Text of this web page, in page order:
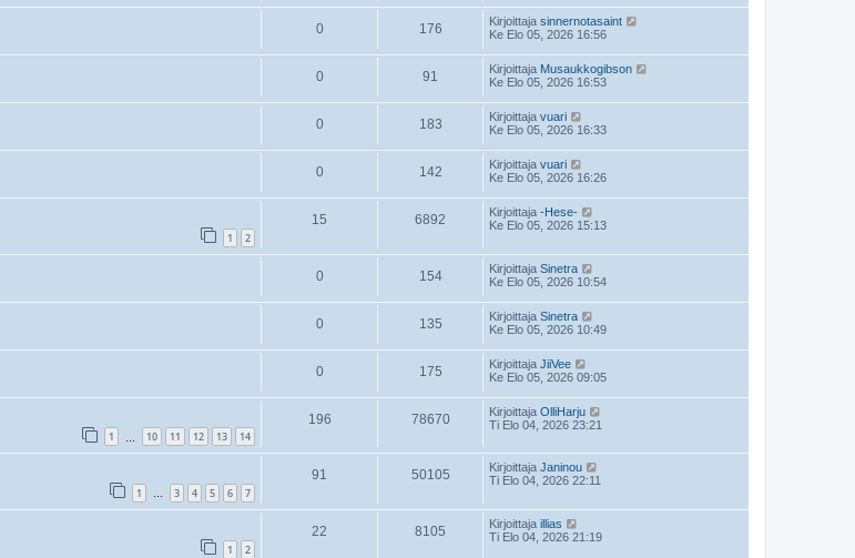
0 176 Kirjoittaja sinnernotasaint
Ke Elo 05, 2026 16:56
0 91 Kirjoittaja Musaukkogibson
Ke Elo 05, 2026 16:53
0 183 Kirjoittaja vuari
Ke Elo 05, 2026 16:33
0 142 Kirjoittaja vuari
Ke Elo 05, 2026 16:26
1 2
15 6892 Kirjoittaja -Hese-
Ke Elo 05, 2026 15:13
0 154 Kirjoittaja Sinetra
Ke Elo 05, 2026 10:54
0 135 Kirjoittaja Sinetra
Ke Elo 05, 2026 10:49
0 175 Kirjoittaja JiiVee
Ke Elo 05, 2026 09:05
1 10 11 12 13 14
196 78670 Kirjoittaja OlliHarju
Ti Elo 04, 2026 23:21
1 … 3 4 5 6 7
91 50105 Kirjoittaja Janinou
Ti Elo 04, 2026 22:11
1 2
22 8105 Kirjoittaja illias
Ti Elo 04, 2026 21:19